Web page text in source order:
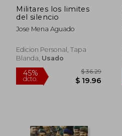
Militares los limites
del silencio
Jose Mena Aguado
Edicion Personal, Tapa
Blanda, Usado